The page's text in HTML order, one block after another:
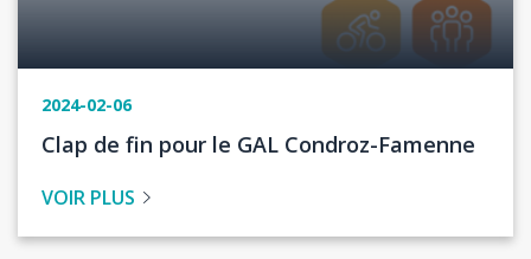
2024-02-06
Titre
l'actualité
Clap de fin pour le GAL Condroz-Famenne
VOIR PLUS